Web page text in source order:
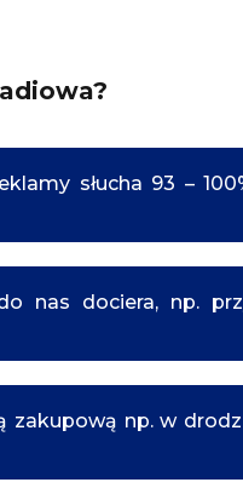
słucha 93 –
nas dociera, np.
zakupową np. w